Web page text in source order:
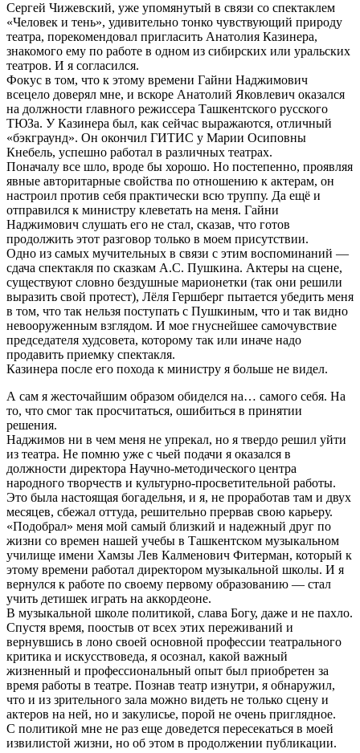
Сергей Чижевский, уже упомянутый в связи со спектаклем
«Человек и тень», удивительно тонко чувствующий природу
театра, порекомендовал пригласить Анатолия Казинера,
знакомого ему по работе в одном из сибирских или уральских
театров. И я согласился.
Фокус в том, что к этому времени Гайни Наджимович
всецело доверял мне, и вскоре Анатолий Яковлевич оказался
на должности главного режиссера Ташкентского русского
ТЮЗа. У Казинера был, как сейчас выражаются, отличный
«бэкграунд». Он окончил ГИТИС у Марии Осиповны
Кнебель, успешно работал в различных театрах.
Поначалу все шло, вроде бы хорошо. Но постепенно, проявляя
явные авторитарные свойства по отношению к актерам, он
настроил против себя практически всю труппу. Да ещё и
отправился к министру клеветать на меня. Гайни
Наджимович слушать его не стал, сказав, что готов
продолжить этот разговор только в моем присутствии.
Одно из самых мучительных в связи с этим воспоминаний —
сдача спектакля по сказкам А.С. Пушкина. Актеры на сцене,
существуют словно бездушные марионетки (так они решили
выразить свой протест), Лёля Гершберг пытается убедить меня
в том, что так нельзя поступать с Пушкиным, что и так видно
невооруженным взглядом. И мое гнуснейшее самочувствие
председателя худсовета, которому так или иначе надо
продавить приемку спектакля.
Казинера после его похода к министру я больше не видел.
А сам я жесточайшим образом обиделся на… самого себя. На
то, что смог так просчитаться, ошибиться в принятии
решения.
Наджимов ни в чем меня не упрекал, но я твердо решил уйти
из театра. Не помню уже с чьей подачи я оказался в
должности директора Научно-методического центра
народного творчеств и культурно-просветительной работы.
Это была настоящая богадельня, и я, не проработав там и двух
месяцев, сбежал оттуда, решительно прервав свою карьеру.
«Подобрал» меня мой самый близкий и надежный друг по
жизни со времен нашей учебы в Ташкентском музыкальном
училище имени Хамзы Лев Калменович Фитерман, который к
этому времени работал директором музыкальной школы. И я
вернулся к работе по своему первому образованию — стал
учить детишек играть на аккордеоне.
В музыкальной школе политикой, слава Богу, даже и не пахло.
Спустя время, поостыв от всех этих переживаний и
вернувшись в лоно своей основной профессии театрального
критика и искусствоведа, я осознал, какой важный
жизненный и профессиональный опыт был приобретен за
время работы в театре. Познав театр изнутри, я обнаружил,
что и из зрительного зала можно видеть не только сцену и
актеров на ней, но и закулисье, порой не очень приглядное.
С политикой мне не раз еще доведется пересекаться в моей
извилистой жизни, но об этом в продолжении публикации.